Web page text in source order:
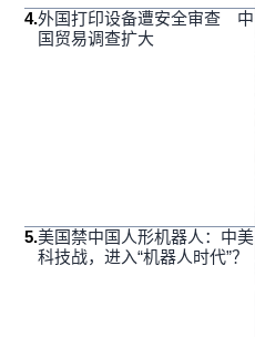
4.外国打印设备遭安全审查 中
国贸易调查扩大
5.美国禁中国人形机器人：中美
科技战，进入“机器人时代”？